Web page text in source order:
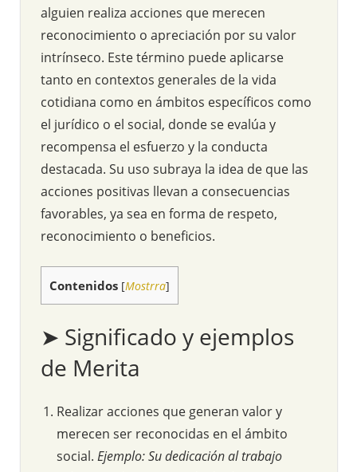
alguien realiza acciones que merecen
reconocimiento o apreciación por su valor
intrínseco. Este término puede aplicarse
tanto en contextos generales de la vida
cotidiana como en ámbitos específicos como
el jurídico o el social, donde se evalúa y
recompensa el esfuerzo y la conducta
destacada. Su uso subraya la idea de que las
acciones positivas llevan a consecuencias
favorables, ya sea en forma de respeto,
reconocimiento o beneficios.
Contenidos [Mostrra]
➤ Significado y ejemplos
de Merita
Realizar acciones que generan valor y
merecen ser reconocidas en el ámbito
social. Ejemplo: Su dedicación al trabajo